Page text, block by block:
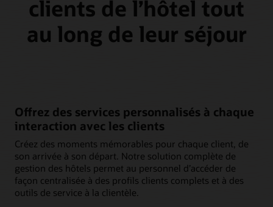
clients de l’hôtel tout
au long de leur séjour
Offrez des services personnalisés à chaque
interaction avec les clients
Créez des moments mémorables pour chaque client, de
son arrivée à son départ. Notre solution complète de
gestion des hôtels permet au personnel d’accéder de
façon centralisée à des profils clients complets et à des
outils de service à la clientèle.